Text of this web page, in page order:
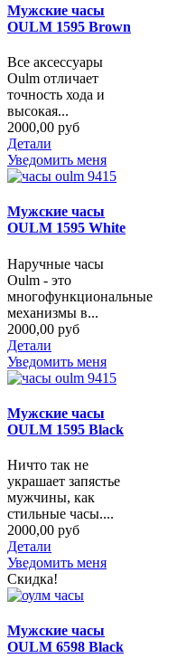
Мужские часы
OULM 1595 Brown
Все аксессуары
Oulm отличает
точность хода и
высокая...
2000,00 руб
Детали
Уведомить меня
Мужские часы
OULM 1595 White
Наручные часы
Oulm - это
многофункциональные
механизмы в...
2000,00 руб
Детали
Уведомить меня
Мужские часы
OULM 1595 Black
Ничто так не
украшает запястье
мужчины, как
стильные часы....
2000,00 руб
Детали
Уведомить меня
Скидка!
Мужские часы
OULM 6598 Black